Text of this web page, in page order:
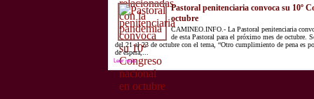
Pastoral penitenciaria convoca su 10º
octubre
CAMINEO.INFO.- La Pastoral penitenciaria
de esta Pastoral para el próximo mes de octubre.
del 21 al 23 de octubre con el tema, “Otro cumplimiento de pena es
de espera,...
Leer más